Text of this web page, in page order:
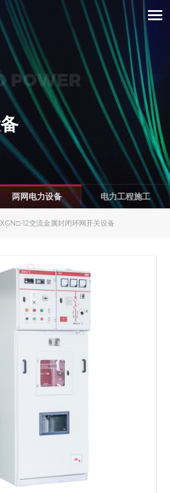
POWER
两网电力设备 电力工程施工
12交流金属封闭环网开关设备